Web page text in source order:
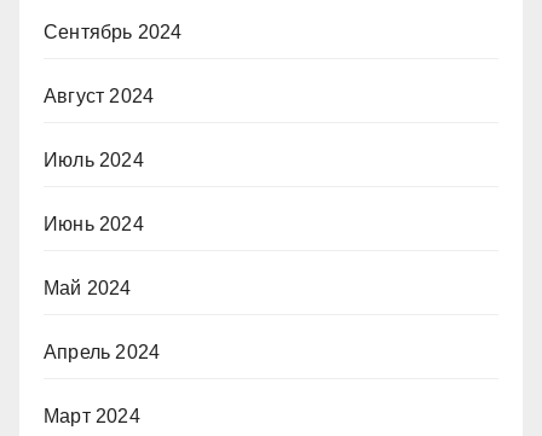
Сентябрь 2024
Август 2024
Июль 2024
Июнь 2024
Май 2024
Апрель 2024
Март 2024